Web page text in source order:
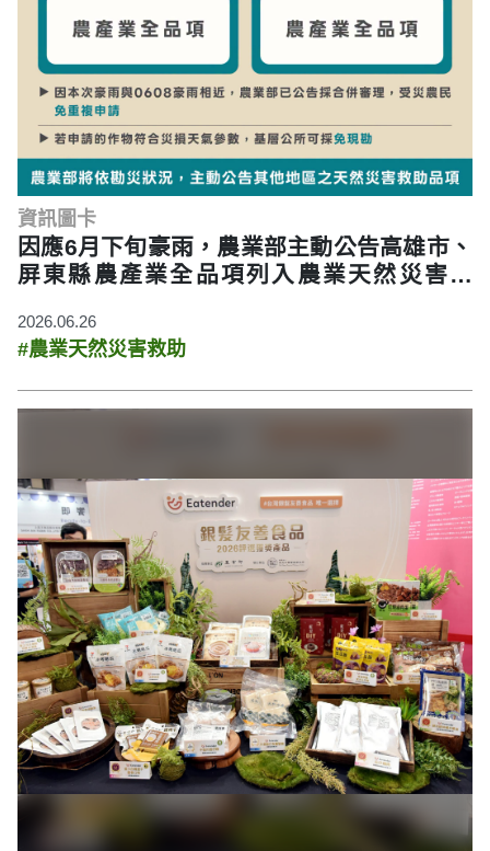
資訊圖卡
因應6月下旬豪雨，農業部主動公告高雄市、
屏東縣農產業全品項列入農業天然災害救
2026.06.26
#農業天然災害救助